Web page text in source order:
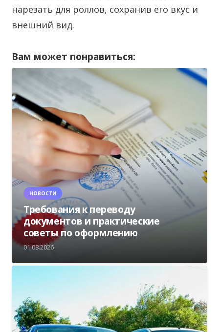
нарезать для роллов, сохранив его вкус и
внешний вид.
Вам может понравиться:
НОВОСТИ
Требования к переводу
документов и практические
советы по оформлению
01.08.2026